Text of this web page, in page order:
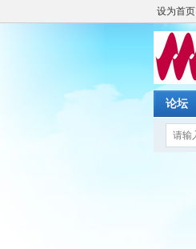
设为首页
论坛